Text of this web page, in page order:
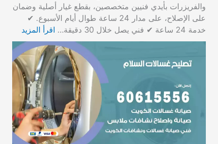
والفريزرات بأيدي فنيين متخصصين، بقطع غيار أصلية وضمان
على الإصلاح، على مدار 24 ساعة طوال أيام الأسبوع. ✔
خدمة 24 ساعة ✔ فني يصل خلال 30 دقيقة…
اقرأ المزيد